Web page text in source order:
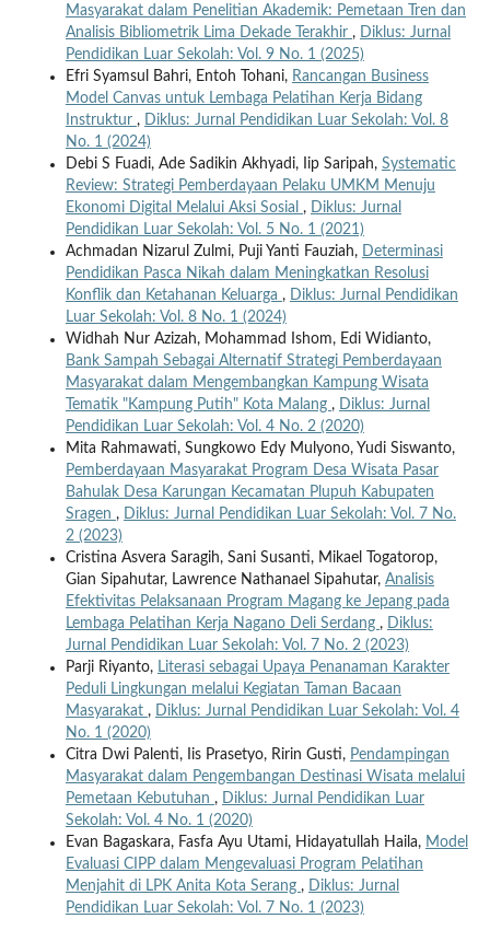
Masyarakat dalam Penelitian Akademik: Pemetaan Tren dan
Analisis Bibliometrik Lima Dekade Terakhir , Diklus: Jurnal
Pendidikan Luar Sekolah: Vol. 9 No. 1 (2025)
Efri Syamsul Bahri, Entoh Tohani, Rancangan Business
Model Canvas untuk Lembaga Pelatihan Kerja Bidang
Instruktur , Diklus: Jurnal Pendidikan Luar Sekolah: Vol. 8
No. 1 (2024)
Debi S Fuadi, Ade Sadikin Akhyadi, Iip Saripah, Systematic
Review: Strategi Pemberdayaan Pelaku UMKM Menuju
Ekonomi Digital Melalui Aksi Sosial , Diklus: Jurnal
Pendidikan Luar Sekolah: Vol. 5 No. 1 (2021)
Achmadan Nizarul Zulmi, Puji Yanti Fauziah, Determinasi
Pendidikan Pasca Nikah dalam Meningkatkan Resolusi
Konflik dan Ketahanan Keluarga , Diklus: Jurnal Pendidikan
Luar Sekolah: Vol. 8 No. 1 (2024)
Widhah Nur Azizah, Mohammad Ishom, Edi Widianto,
Bank Sampah Sebagai Alternatif Strategi Pemberdayaan
Masyarakat dalam Mengembangkan Kampung Wisata
Tematik "Kampung Putih" Kota Malang , Diklus: Jurnal
Pendidikan Luar Sekolah: Vol. 4 No. 2 (2020)
Mita Rahmawati, Sungkowo Edy Mulyono, Yudi Siswanto,
Pemberdayaan Masyarakat Program Desa Wisata Pasar
Bahulak Desa Karungan Kecamatan Plupuh Kabupaten
Sragen , Diklus: Jurnal Pendidikan Luar Sekolah: Vol. 7 No.
2 (2023)
Cristina Asvera Saragih, Sani Susanti, Mikael Togatorop,
Gian Sipahutar, Lawrence Nathanael Sipahutar, Analisis
Efektivitas Pelaksanaan Program Magang ke Jepang pada
Lembaga Pelatihan Kerja Nagano Deli Serdang , Diklus:
Jurnal Pendidikan Luar Sekolah: Vol. 7 No. 2 (2023)
Parji Riyanto, Literasi sebagai Upaya Penanaman Karakter
Peduli Lingkungan melalui Kegiatan Taman Bacaan
Masyarakat , Diklus: Jurnal Pendidikan Luar Sekolah: Vol. 4
No. 1 (2020)
Citra Dwi Palenti, Iis Prasetyo, Ririn Gusti, Pendampingan
Masyarakat dalam Pengembangan Destinasi Wisata melalui
Pemetaan Kebutuhan , Diklus: Jurnal Pendidikan Luar
Sekolah: Vol. 4 No. 1 (2020)
Evan Bagaskara, Fasfa Ayu Utami, Hidayatullah Haila, Model
Evaluasi CIPP dalam Mengevaluasi Program Pelatihan
Menjahit di LPK Anita Kota Serang , Diklus: Jurnal
Pendidikan Luar Sekolah: Vol. 7 No. 1 (2023)